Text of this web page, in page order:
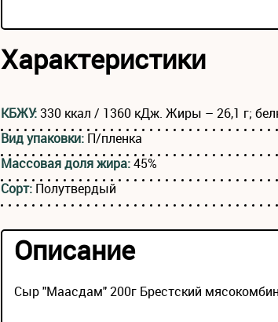
Характеристики
КБЖУ:330 ккал / 1360 кДж. Жиры – 26,1 г;
Вид упаковки: П/пленка
Массовая доля жира:45%
Сорт: Полутвердый
Описание
Сыр "Маасдам" 200г Брестский